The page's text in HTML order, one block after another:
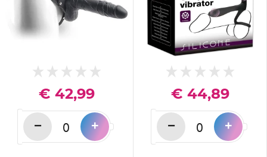
€ 42,99
− +
€ 44,89
− +